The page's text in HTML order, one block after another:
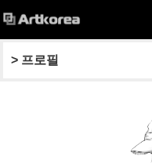
> 프로필